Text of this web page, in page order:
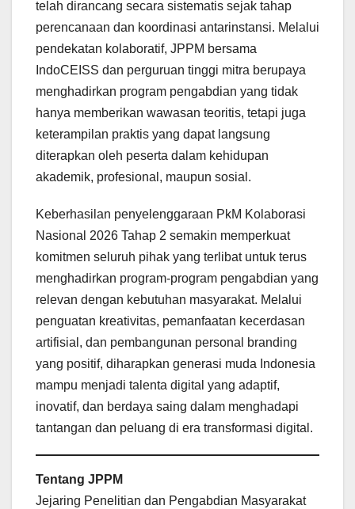
telah dirancang secara sistematis sejak tahap
perencanaan dan koordinasi antarinstansi. Melalui
pendekatan kolaboratif, JPPM bersama
IndoCEISS dan perguruan tinggi mitra berupaya
menghadirkan program pengabdian yang tidak
hanya memberikan wawasan teoritis, tetapi juga
keterampilan praktis yang dapat langsung
diterapkan oleh peserta dalam kehidupan
akademik, profesional, maupun sosial.
Keberhasilan penyelenggaraan PkM Kolaborasi
Nasional 2026 Tahap 2 semakin memperkuat
komitmen seluruh pihak yang terlibat untuk terus
menghadirkan program-program pengabdian yang
relevan dengan kebutuhan masyarakat. Melalui
penguatan kreativitas, pemanfaatan kecerdasan
artifisial, dan pembangunan personal branding
yang positif, diharapkan generasi muda Indonesia
mampu menjadi talenta digital yang adaptif,
inovatif, dan berdaya saing dalam menghadapi
tantangan dan peluang di era transformasi digital.
Tentang JPPM
Jejaring Penelitian dan Pengabdian Masyarakat